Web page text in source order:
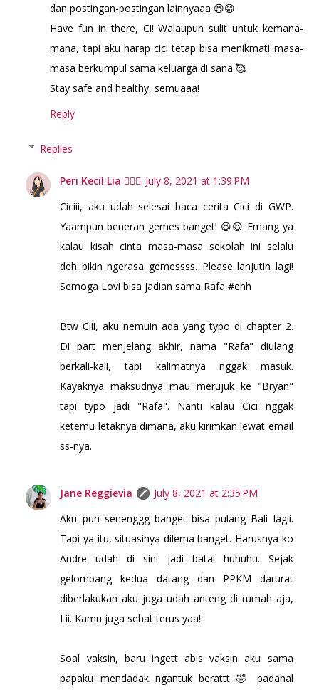
dan postingan-postingan lainnyaaa 😆😁
Have fun in there, Ci! Walaupun sulit untuk kemana-
mana, tapi aku harap cici tetap bisa menikmati masa-
masa berkumpul sama keluarga di sana 🥰
Stay safe and healthy, semuaaa!
Reply
Replies
Peri Kecil Lia 🧚🏻‍♀️ July 8, 2021 at 1:39 PM
Ciciii, aku udah selesai baca cerita Cici di GWP.
Yaampun beneran gemes banget! 😆😆 Emang ya
kalau kisah cinta masa-masa sekolah ini selalu
deh bikin ngerasa gemessss. Please lanjutin lagi!
Semoga Lovi bisa jadian sama Rafa #ehh
Btw Ciii, aku nemuin ada yang typo di chapter 2.
Di part menjelang akhir, nama "Rafa" diulang
berkali-kali, tapi kalimatnya nggak masuk.
Kayaknya maksudnya mau merujuk ke "Bryan"
tapi typo jadi "Rafa". Nanti kalau Cici nggak
ketemu letaknya dimana, aku kirimkan lewat email
ss-nya.
Jane Reggievia
July 8, 2021 at 2:35 PM
Aku pun senenggg banget bisa pulang Bali lagii.
Tapi ya itu, situasinya dilema banget. Harusnya ko
Andre udah di sini jadi batal huhuhu. Sejak
gelombang kedua datang dan PPKM darurat
diberlakukan aku juga udah anteng di rumah aja,
Lii. Kamu juga sehat terus yaa!
Soal vaksin, baru ingett abis vaksin aku sama
papaku mendadak ngantuk berattt 🤣 padahal